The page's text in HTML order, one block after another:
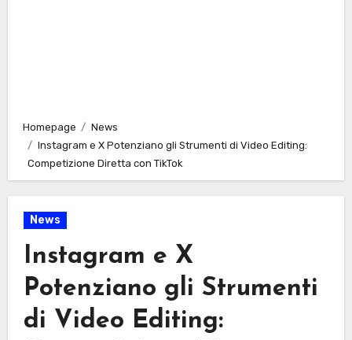
Homepage
News
Instagram e X Potenziano gli Strumenti di Video Editing:
Competizione Diretta con TikTok
News
Instagram e X
Potenziano gli Strumenti
di Video Editing: